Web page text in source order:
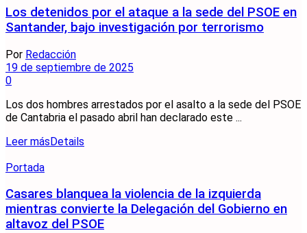
Los detenidos por el ataque a la sede del PSOE en
Santander, bajo investigación por terrorismo
Por Redacción
19 de septiembre de 2025
0
Los dos hombres arrestados por el asalto a la sede del PSOE
de Cantabria el pasado abril han declarado este ...
Leer másDetails
Portada
Casares blanquea la violencia de la izquierda
mientras convierte la Delegación del Gobierno en
altavoz del PSOE